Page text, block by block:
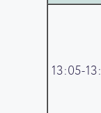
13:05-